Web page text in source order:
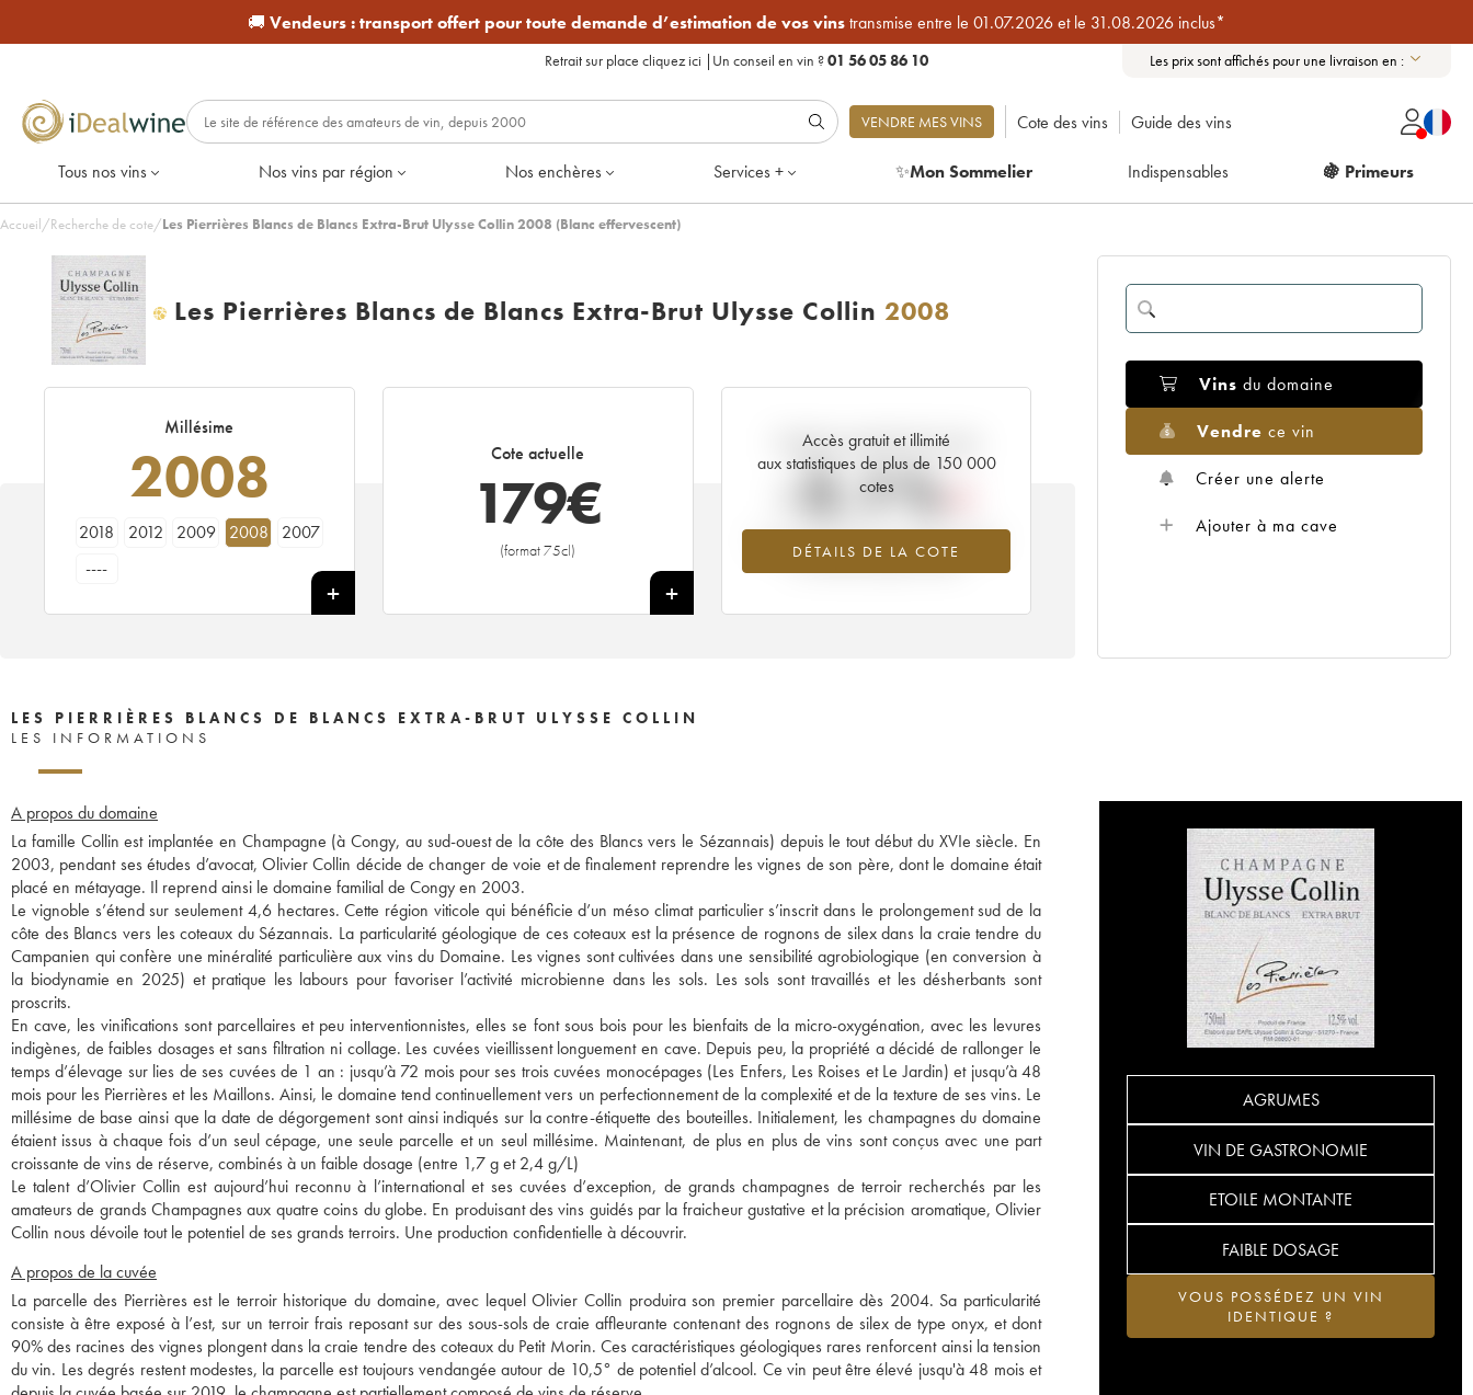
🚚 Vendeurs :transport offert pour toute demande d’estimation de vos vinstransmise entre le 01.07.2026 et le 31.08.2026 inclus*
Retrait sur place cliquez ici | Un conseil en vin ?01 56 05 86 10 Les prix sont affichés pour une livraison en :
VENDRE MES VINS Cote des vins Guide des vins
Tous nos vins Nos vins par région Nos enchères Services + ✨Mon Sommelier Indispensables 🍇 Primeurs
Accueil/Recherche de cote/Les Pierrières Blancs de Blancs Extra-Brut Ulysse Collin 2008 (Blanc effervescent)
H Les Pierrières Blancs de Blancs Extra-Brut Ulysse Collin 2008
Millésime
2008
2018 2012 2009 2008
2007
----
Cote actuelle
179€
(format 75cl)
+
Accès gratuit et illimité
aux statistiques de plus de 150 000
cotes
DÉTAILS DE LA COTE
Tendance actuelle de la cote
-2.1%
Tendance à la baisse du millésime 2008
en 2026 par rapport à 2025
Vins du domaine
Vendre ce vin
Créer une alerte
Ajouter à ma cave
LES PIERRIÈRES BLANCS DE BLANCS EXTRA-BRUT ULYSSE COLLIN
LES INFORMATIONS
A propos du domaine
La famille Collin est implantée en Champagne (à Congy, au sud-ouest de la côte des Blancs vers le Sézannais) depuis le tout début du XVIe siècle. En
2003, pendant ses études d’avocat, Olivier Collin décide de changer de voie et de finalement reprendre les vignes de son père, dont le domaine était
placé en métayage. Il reprend ainsi le domaine familial de Congy en 2003.
Le vignoble s’étend sur seulement 4,6 hectares. Cette région viticole qui bénéficie d’un méso climat particulier s’inscrit dans le prolongement sud de la
côte des Blancs vers les coteaux du Sézannais. La particularité géologique de ces coteaux est la présence de rognons de silex dans la craie tendre du
Campanien qui confère une minéralité particulière aux vins du Domaine. Les vignes sont cultivées dans une sensibilité agrobiologique (en conversion à
la biodynamie en 2025) et pratique les labours pour favoriser l’activité microbienne dans les sols. Les sols sont travaillés et les désherbants sont
proscrits.
En cave, les vinifications sont parcellaires et peu interventionnistes, elles se font sous bois pour les bienfaits de la micro-oxygénation, avec les levures
indigènes, de faibles dosages et sans filtration ni collage. Les cuvées vieillissent longuement en cave. Depuis peu, la propriété a décidé de rallonger le
temps d’élevage sur lies de ses cuvées de 1 an : jusqu’à 72 mois pour ses trois cuvées monocépages (Les Enfers, Les Roises et Le Jardin) et jusqu’à 48
mois pour les Pierrières et les Maillons. Ainsi, le domaine tend continuellement vers un perfectionnement de la complexité et de la texture de ses vins. Le
millésime de base ainsi que la date de dégorgement sont ainsi indiqués sur la contre-étiquette des bouteilles. Initialement, les champagnes du domaine
étaient issus à chaque fois d’un seul cépage, une seule parcelle et un seul millésime. Maintenant, de plus en plus de vins sont conçus avec une part
croissante de vins de réserve, combinés à un faible dosage (entre 1,7 g et 2,4 g/L)
Le talent d’Olivier Collin est aujourd’hui reconnu à l’international et ses cuvées d’exception, de grands champagnes de terroir recherchés par les
amateurs de grands Champagnes aux quatre coins du globe. En produisant des vins guidés par la fraicheur gustative et la précision aromatique, Olivier
Collin nous dévoile tout le potentiel de ses grands terroirs. Une production confidentielle à découvrir.
A propos de la cuvée
La parcelle des Pierrières est le terroir historique du domaine, avec lequel Olivier Collin produira son premier parcellaire dès 2004. Sa particularité
consiste à être exposé à l’est, sur un terroir frais reposant sur des sous-sols de craie affleurante contenant des rognons de silex de type onyx, et dont
90% des racines des vignes plongent dans la craie tendre des coteaux du Petit Morin. Ces caractéristiques géologiques rares renforcent ainsi la tension
du vin. Les degrés restent modestes, la parcelle est toujours vendangée autour de 10,5° de potentiel d’alcool. Ce vin peut être élevé jusqu'à 48 mois et
AGRUMES
VIN DE GASTRONOMIE
ETOILE MONTANTE
FAIBLE DOSAGE
VOUS POSSÉDEZ UN VIN
IDENTIQUE ?